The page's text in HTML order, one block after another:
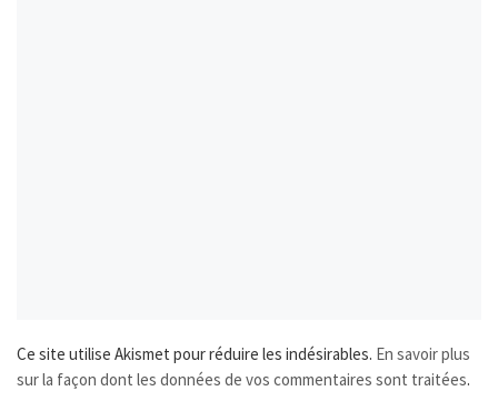
Ce site utilise Akismet pour réduire les indésirables. En savoir plus
sur la façon dont les données de vos commentaires sont traitées.